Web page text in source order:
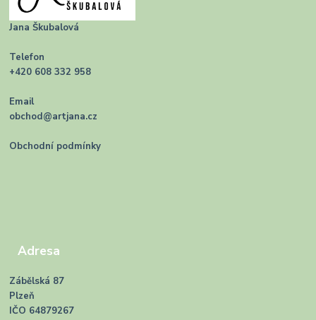
Jana Škubalová
Telefon
+420 608 332 958
Email
obchod@artjana.cz
Obchodní podmínky
Adresa
Zábělská 87
Plzeň
IČO 64879267